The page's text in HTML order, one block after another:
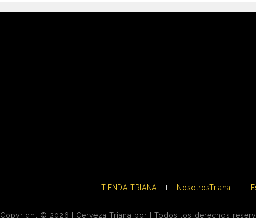
TIENDA TRIANA NosotrosTriana
Copyright © 2026 | Cerveza Triana por | Todos los derechos